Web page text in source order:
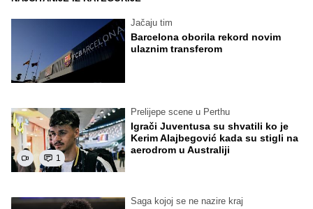
Jačaju tim
Barcelona oborila rekord novim
ulaznim transferom
1
Prelijepe scene u Perthu
Igrači Juventusa su shvatili ko je
Kerim Alajbegović kada su stigli na
aerodrom u Australiji
Saga kojoj se ne nazire kraj